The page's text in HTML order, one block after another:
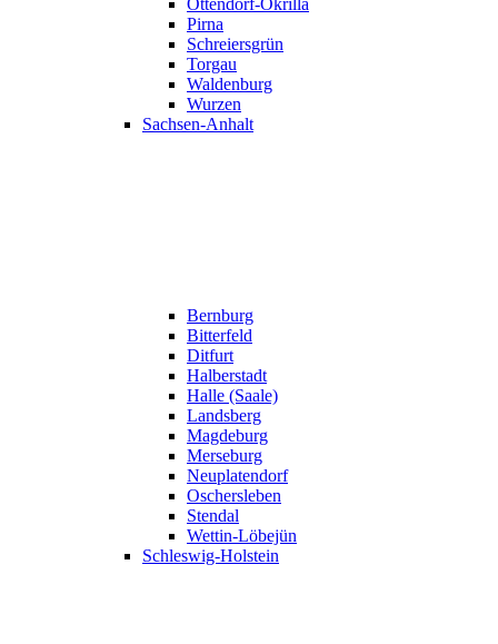
Ottendorf-Okrilla
Pirna
Schreiersgrün
Torgau
Waldenburg
Wurzen
Sachsen-Anhalt
Bernburg
Bitterfeld
Ditfurt
Halberstadt
Halle (Saale)
Landsberg
Magdeburg
Merseburg
Neuplatendorf
Oschersleben
Stendal
Wettin-Löbejün
Schleswig-Holstein